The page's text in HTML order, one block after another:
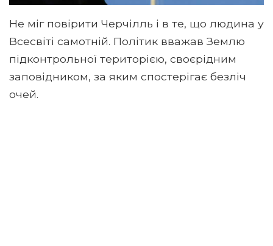
Не міг повірити Черчілль і в те, що людина у
Всесвіті самотній. Політик вважав Землю
підконтрольної територією, своєрідним
заповідником, за яким спостерігає безліч
очей.